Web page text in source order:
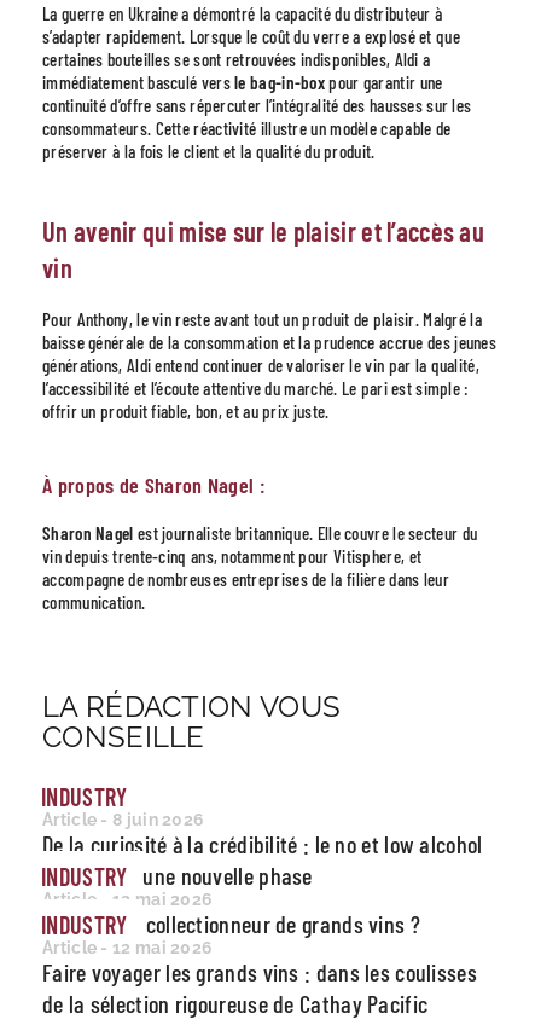
La guerre en Ukraine a démontré la capacité du distributeur à
s’adapter rapidement. Lorsque le coût du verre a explosé et que
certaines bouteilles se sont retrouvées indisponibles, Aldi a
immédiatement basculé versle bag-in-boxpour garantir une
continuité d’offre sans répercuter l’intégralité des hausses sur les
consommateurs. Cette réactivité illustre un modèle capable de
préserver à la fois le client et la qualité du produit.
Un avenir qui mise sur le plaisir et l’accès au
vin
Pour Anthony, le vin reste avant tout un produit de plaisir. Malgré la
baisse générale de la consommation et la prudence accrue des jeunes
générations, Aldi entend continuer de valoriser le vin par la qualité,
l’accessibilité et l’écoute attentive du marché. Le pari est simple :
offrir un produit fiable, bon, et au prix juste.
À propos de Sharon Nagel :
Sharon Nagel est journaliste britannique. Elle couvre le secteur du
vin depuis trente-cinq ans, notamment pour Vitisphere, et
accompagne de nombreuses entreprises de la filière dans leur
communication.
LA RÉDACTION VOUS
CONSEILLE
INDUSTRY
Article - 8 juin 2026
De la curiosité à la crédibilité : le no et low alcohol
entre dans une nouvelle phase
INDUSTRY
Article - 12 mai 2026
Qui devient collectionneur de grands vins ?
INDUSTRY
Article - 12 mai 2026
Faire voyager les grands vins : dans les coulisses
de la sélection rigoureuse de Cathay Pacific